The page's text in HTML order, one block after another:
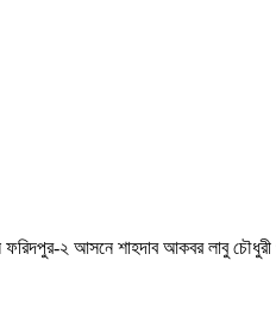
ফরিদপুর-২ আসনে শাহদাব আকবর লাবু চৌধুরী